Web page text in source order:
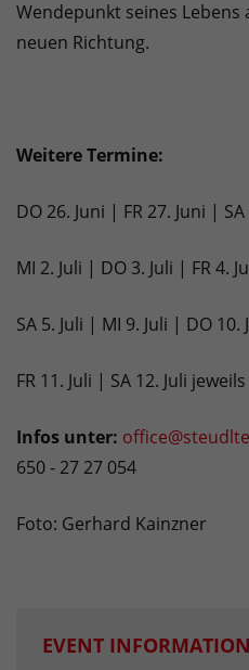
Wendepunkt seines Lebens
neuen Richtung.
Weitere Termine:
DO 26. Juni | FR 27. Juni | SA
MI 2. Juli | DO 3. Juli | FR 4.
SA 5. Juli | MI 9. Juli | DO 10.
FR 11. Juli | SA 12. Juli
Infos unter:
650 - 27 27 054
Foto: Gerhard Kainzner
EVENT